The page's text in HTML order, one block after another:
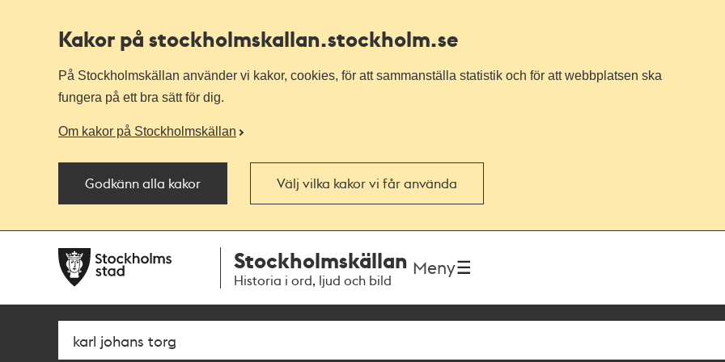
Kakor på stockholmskallan.stockholm.se
På Stockholmskällan använder vi kakor, cookies, för att sammanställa statistik och för att webbplatsen ska
fungera på ett bra sätt för dig.
Om kakor på Stockholmskällan
Godkänn alla kakor Välj vilka kakor vi får använda
navigationen
huvudinnehållet
Stockholmskällan
Historia i ord, ljud och bild
Meny
Sök